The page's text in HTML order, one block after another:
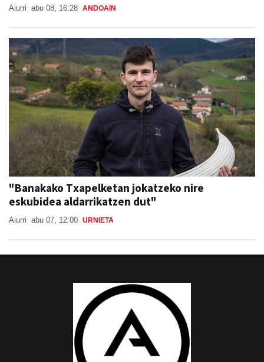
Aiurri abu 08, 16:28 ANDOAIN
"Banakako Txapelketan jokatzeko nire
eskubidea aldarrikatzen dut"
Aiurri abu 07, 12:00 URNIETA